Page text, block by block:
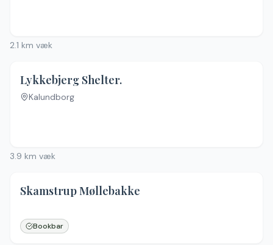
2.1 km væk
Lykkebjerg Shelter.
Kalundborg
3.9 km væk
Skamstrup Møllebakke
Bookbar